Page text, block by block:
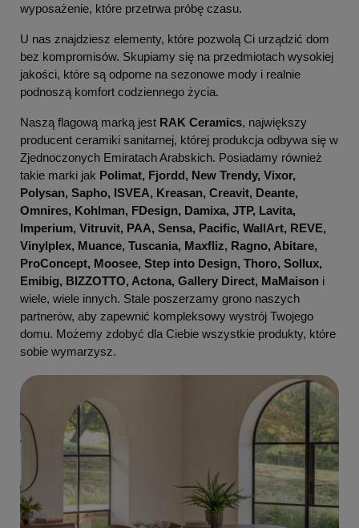
wyposażenie, które przetrwa próbę czasu.
U nas znajdziesz elementy, które pozwolą Ci urządzić dom
bez kompromisów. Skupiamy się na przedmiotach wysokiej
jakości, które są odporne na sezonowe mody i realnie
podnoszą komfort codziennego życia.
Naszą flagową marką jest RAK Ceramics, największy
producent ceramiki sanitarnej, której produkcja odbywa się w
Zjednoczonych Emiratach Arabskich. Posiadamy również
takie marki jak Polimat, Fjordd, New Trendy, Vixor,
Polysan, Sapho, ISVEA, Kreasan, Creavit, Deante,
Omnires, Kohlman, FDesign, Damixa, JTP, Lavita,
Imperium, Vitruvit, PAA, Sensa, Pacific, WallArt, REVE,
Vinylplex, Muance, Tuscania, Maxfliz, Ragno, Abitare,
ProConcept, Moosee, Step into Design, Thoro, Sollux,
Emibig, BIZZOTTO, Actona, Gallery Direct, MaMaison i
wiele, wiele innych. Stale poszerzamy grono naszych
partnerów, aby zapewnić kompleksowy wystrój Twojego
domu. Możemy zdobyć dla Ciebie wszystkie produkty, które
sobie wymarzysz.